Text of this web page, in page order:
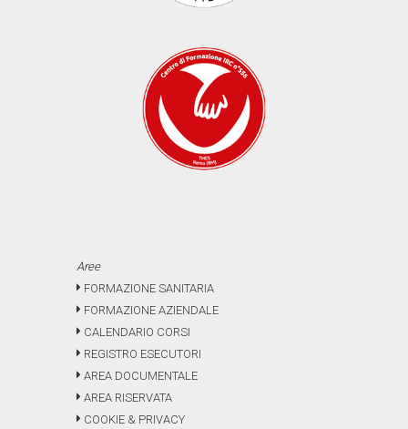
Aree
FORMAZIONE SANITARIA
FORMAZIONE AZIENDALE
CALENDARIO CORSI
REGISTRO ESECUTORI
AREA DOCUMENTALE
AREA RISERVATA
COOKIE & PRIVACY